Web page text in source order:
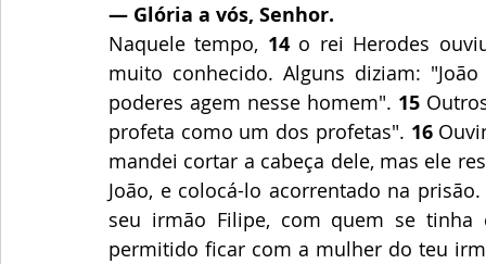
— Glória a vós, Senhor.
Naquele tempo, 14 o rei Herodes
muito conhecido. Alguns diziam:
poderes agem nesse homem". 15
profeta como um dos profetas". 16
mandei cortar a cabeça dele, mas ele
João, e colocá-lo acorrentado na
seu irmão Filipe, com quem se tinha
permitido ficar com a mulher do teu